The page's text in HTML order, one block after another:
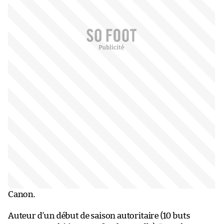
Canon.
Auteur d’un début de saison autoritaire (10 buts